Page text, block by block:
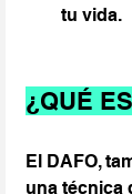
tu vida.
¿QUÉ
El DAFO,
una técnica